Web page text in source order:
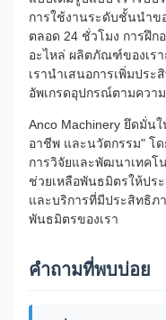
การใช้งานระดับชั้นนำข
ตลอด 24 ชั่วโมง การฝึ
อะไหล่ ผลิตภัณฑ์ของเรา
เรานำเสนอการเพิ่มปร
อัพเกรดอุปกรณ์ตามควา
Anco Machinery ยึดมั่น
อาชีพ และนวัตกรรม" โ
การวิจัยและพัฒนาเทคโ
ช่วยเหลือพันธมิตรให้ปร
และบริการที่มีประสิทธิภ
พันธมิตรของเรา
คำถามที่พบบ่อย